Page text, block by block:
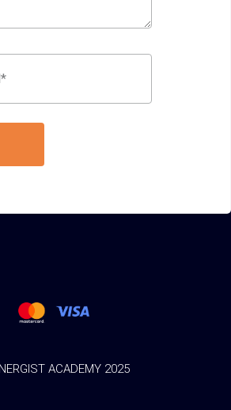
ACADEMY 2025